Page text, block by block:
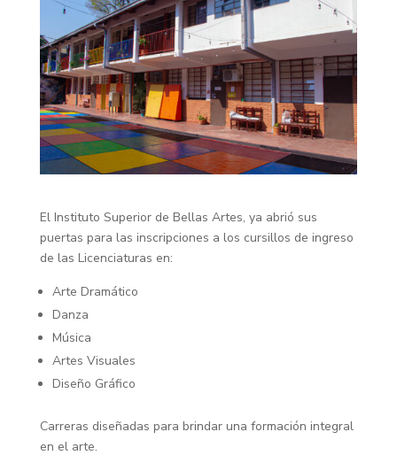
El Instituto Superior de Bellas Artes, ya abrió sus
puertas para las inscripciones a los cursillos de ingreso
de las Licenciaturas en:
Arte Dramático
Danza
Música
Artes Visuales
Diseño Gráfico
Carreras diseñadas para brindar una formación integral
en el arte.